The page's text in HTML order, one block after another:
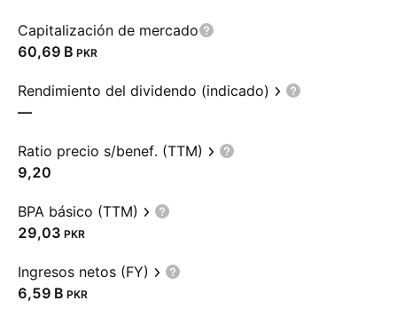
Capitalización de mercado
‪60,69 B‬ PKR
Rendimiento del dividendo (indicado)
—
Ratio precio s/benef. (TTM)
9,20
BPA básico (TTM)
29,03 PKR
Ingresos netos (FY)
‪6,59 B‬ PKR